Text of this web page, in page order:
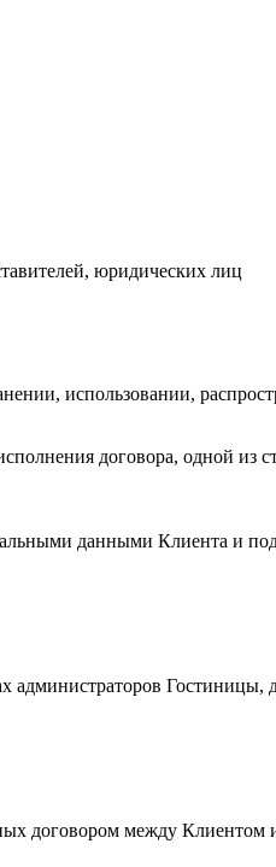
юридических лиц
использовании,
договора, одной из
данными Клиента и
администраторов Гостиницы,
договором между Клиентом